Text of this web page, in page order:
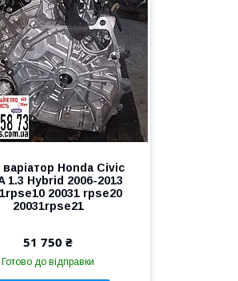
Honda Civic
1.3 Hybrid 2006-2013
20031 rpse20
20031rpse21
51 750 ₴
Готово до відправки